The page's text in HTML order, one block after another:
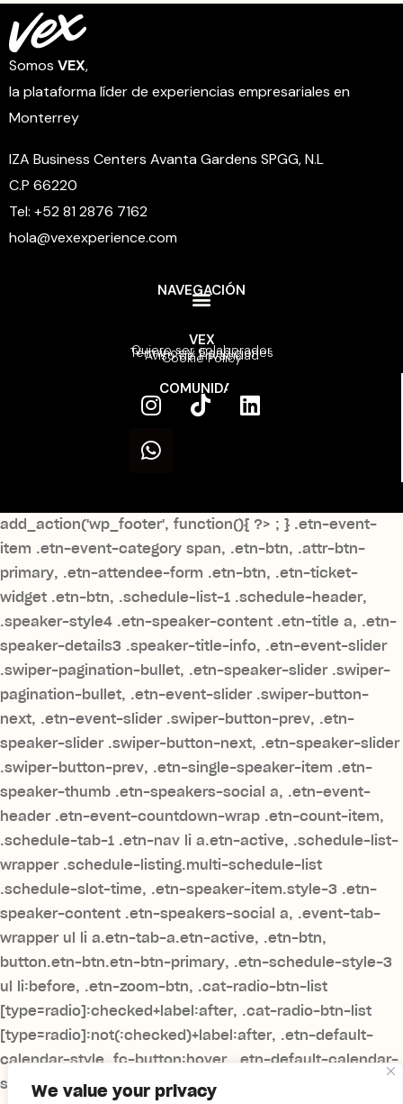
We value your privacy
Somos VEX,
la plataforma líder de experiencias empresariales en
Monterrey
IZA Business Centers Avanta Gardens SPGG, N.L
C.P 66220
Tel: +52 81 2876 7162
hola@vexexperience.com
NAVEGACIÓN
VEX
Quiero ser colaborador
Términos y Condiciones
Aviso de Privacidad
Cookie Policy
COMUNIDAD
add_action('wp_footer', function(){ ?> ; } .etn-event-
item .etn-event-category span, .etn-btn, .attr-btn-
primary, .etn-attendee-form .etn-btn, .etn-ticket-
widget .etn-btn, .schedule-list-1 .schedule-header,
.speaker-style4 .etn-speaker-content .etn-title a, .etn-
speaker-details3 .speaker-title-info, .etn-event-slider
.swiper-pagination-bullet, .etn-speaker-slider .swiper-
pagination-bullet, .etn-event-slider .swiper-button-
next, .etn-event-slider .swiper-button-prev, .etn-
speaker-slider .swiper-button-next, .etn-speaker-slider
.swiper-button-prev, .etn-single-speaker-item .etn-
speaker-thumb .etn-speakers-social a, .etn-event-
header .etn-event-countdown-wrap .etn-count-item,
.schedule-tab-1 .etn-nav li a.etn-active, .schedule-list-
wrapper .schedule-listing.multi-schedule-list
.schedule-slot-time, .etn-speaker-item.style-3 .etn-
speaker-content .etn-speakers-social a, .event-tab-
wrapper ul li a.etn-tab-a.etn-active, .etn-btn,
button.etn-btn.etn-btn-primary, .etn-schedule-style-3
ul li:before, .etn-zoom-btn, .cat-radio-btn-list
[type=radio]:checked+label:after, .cat-radio-btn-list
[type=radio]:not(:checked)+label:after, .etn-default-
calendar-style .fc-button:hover, .etn-default-calendar-
style .fc-state-highlight, .etn-calender-list a:hover,